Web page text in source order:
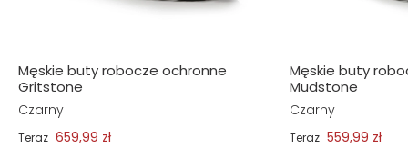
Męskie buty robocze ochronne
Gritstone
Czarny
Teraz 659,99 zł
Męskie buty
Mudstone
Czarny
Teraz 559,99 zł